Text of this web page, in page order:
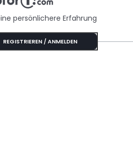
Specials
persönlichere Erfahrung
REGISTRIEREN / ANMELDEN